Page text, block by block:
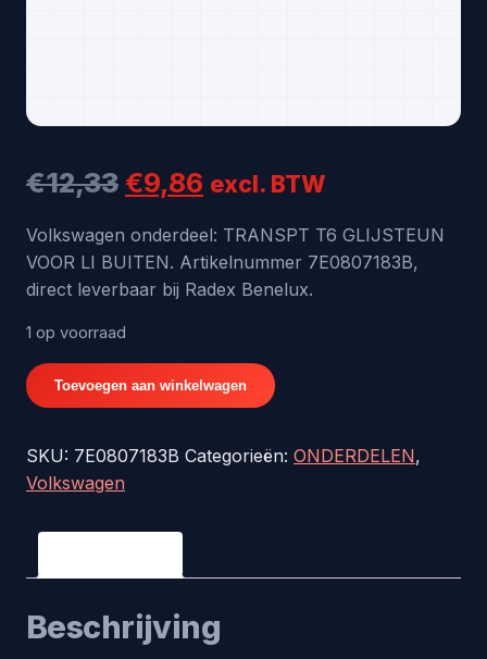
€12,33Oorspronkelijke
prijs
was:
€9,86 Huidige
prijs
is:
excl. BTW
Volkswagen onderdeel: TRANSPT T6 GLIJSTEUN
VOOR LI BUITEN. Artikelnummer 7E0807183B,
direct leverbaar bij Radex Benelux.
1 op voorraad
TRANSPT
T6
VOOR
LI
7E0807183B
Toevoegen aan winkelwagen
SKU: 7E0807183B Categorieën: ONDERDELEN,
Volkswagen
Beschrijving